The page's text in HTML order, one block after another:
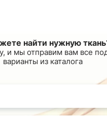
найти нужную
и мы отправим вам все
варианты из каталога